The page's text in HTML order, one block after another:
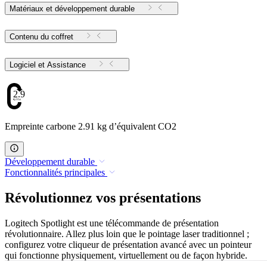
Matériaux et développement durable
Contenu du coffret
Logiciel et Assistance
2.91
Empreinte carbone 2.91 kg d’équivalent CO2
Développement durable
Fonctionnalités principales
Révolutionnez vos présentations
Logitech Spotlight est une télécommande de présentation
révolutionnaire. Allez plus loin que le pointage laser traditionnel ;
configurez votre cliqueur de présentation avancé avec un pointeur
qui fonctionne physiquement, virtuellement ou de façon hybride.